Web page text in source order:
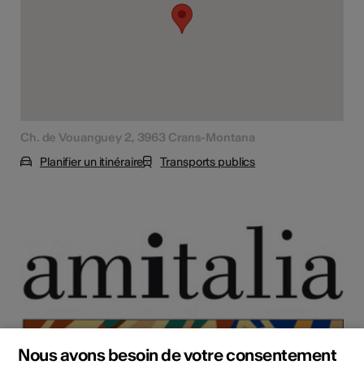
Ch. de Vouanguey 2, 3963 Crans-Montana
Planifier un itinéraire
Transports publics
Nous avons besoin de votre consentement